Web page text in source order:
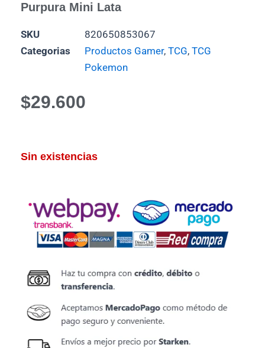
Purpura Mini Lata
SKU
820650853067
Categorias
Productos Gamer, TCG, TCG
Pokemon
$29.600
Sin existencias